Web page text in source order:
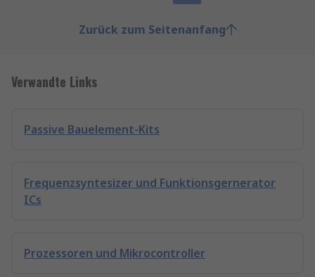
Zurück zum Seitenanfang
Verwandte Links
Passive Bauelement-Kits
Frequenzsyntesizer und Funktionsgernerator
ICs
Prozessoren und Mikrocontroller